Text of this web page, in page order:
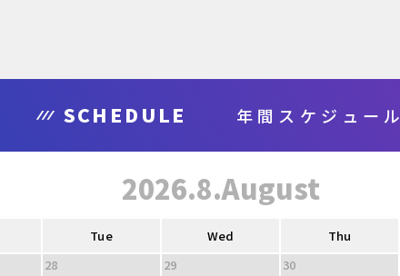
SCHEDULE 年間スケジュール
2026.8.August
Tue Wed Thu
28 29 30